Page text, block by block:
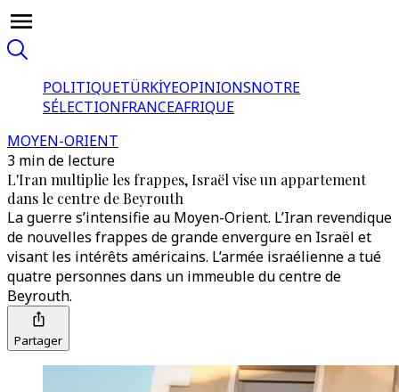
POLITIQUETÜRKİYEOPINIONSNOTRE
SÉLECTIONFRANCEAFRIQUE
MOYEN-ORIENT
3 min de lecture
L'Iran multiplie les frappes, Israël vise un appartement
dans le centre de Beyrouth
La guerre s’intensifie au Moyen-Orient. L’Iran revendique
de nouvelles frappes de grande envergure en Israël et
visant les intérêts américains. L’armée israélienne a tué
quatre personnes dans un immeuble du centre de
Beyrouth.
Partager